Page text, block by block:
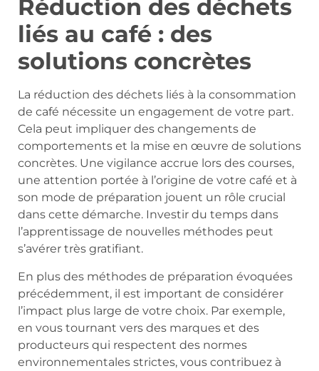
Réduction des déchets
liés au café : des
solutions concrètes
La réduction des déchets liés à la consommation
de café nécessite un engagement de votre part.
Cela peut impliquer des changements de
comportements et la mise en œuvre de solutions
concrètes. Une vigilance accrue lors des courses,
une attention portée à l’origine de votre café et à
son mode de préparation jouent un rôle crucial
dans cette démarche. Investir du temps dans
l’apprentissage de nouvelles méthodes peut
s’avérer très gratifiant.
En plus des méthodes de préparation évoquées
précédemment, il est important de considérer
l’impact plus large de votre choix. Par exemple,
en vous tournant vers des marques et des
producteurs qui respectent des normes
environnementales strictes, vous contribuez à